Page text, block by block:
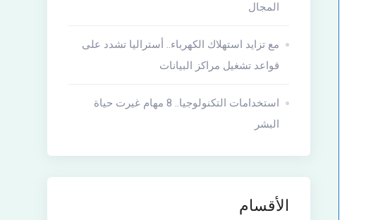
المجال
مع تزايد استهلاك الكهرباء.. أستراليا تشدد على
قواعد تشغيل مراكز البيانات
استخدامات التكنولوجيا.. 8 مهام غيرت حياة
البشر
الأقسام